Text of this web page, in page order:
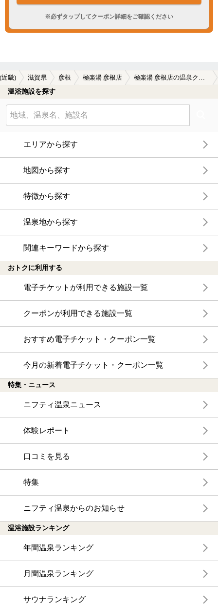
※必ずタップしてクーポン詳細をご確認ください
近畿) 滋賀県 彦根 極楽湯 彦根店 極楽湯 彦根店の温泉クーポン
温浴施設を探す
エリアから探す
地図から探す
特徴から探す
温泉地から探す
関連キーワードから探す
おトクに利用する
電子チケットが利用できる施設一覧
クーポンが利用できる施設一覧
おすすめ電子チケット・クーポン一覧
今月の新着電子チケット・クーポン一覧
特集・ニュース
ニフティ温泉ニュース
体験レポート
口コミを見る
特集
ニフティ温泉からのお知らせ
温浴施設ランキング
年間温泉ランキング
月間温泉ランキング
サウナランキング